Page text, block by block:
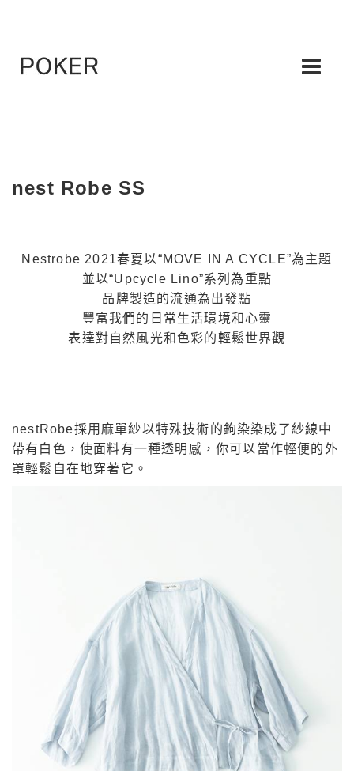
nest Robe SS
Nestrobe 2021春夏以“MOVE IN A CYCLE”為主題
並以“Upcycle Lino”系列為重點
品牌製造的流通為出發點
豐富我們的日常生活環境和心靈
表達對自然風光和色彩的輕鬆世界觀
nestRobe採用麻單紗以特殊技術的鉤染染成了紗線中
帶有白色，使面料有一種透明感，你可以當作輕便的外
罩輕鬆自在地穿著它。